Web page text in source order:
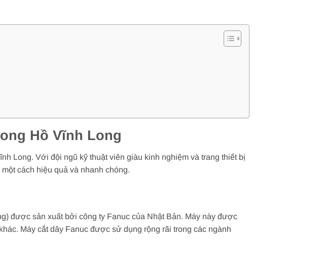
Hồ Vĩnh Long
Long. Với đội ngũ kỹ thuật viên giàu kinh nghiệm và trang thiết bị
cách hiệu quả và nhanh chóng.
được sản xuất bởi công ty Fanuc của Nhật Bản. Máy này được
Máy cắt dây Fanuc được sử dụng rộng rãi trong các ngành